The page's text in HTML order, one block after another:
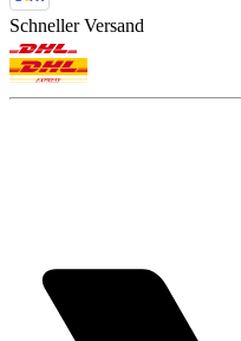
Schneller Versand